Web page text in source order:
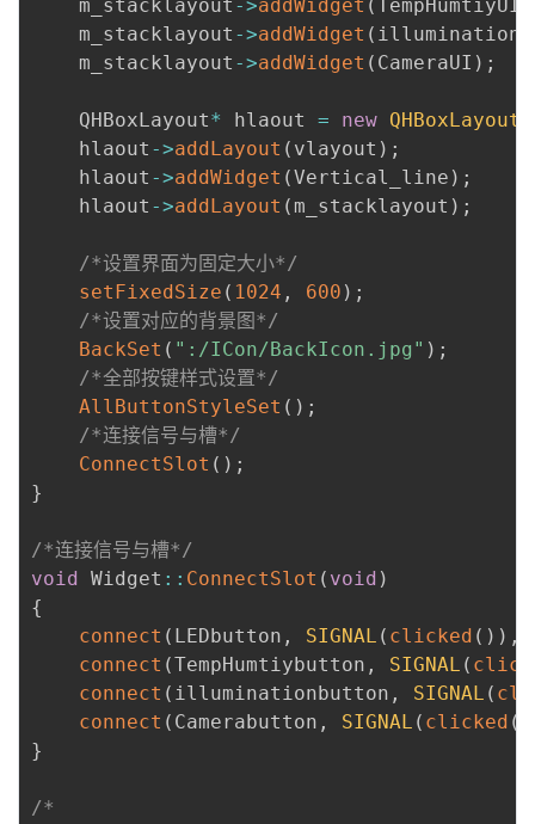
    m_stacklayout
->addWidget ( TempHumtiyUI
    m_stacklayout
->addWidget (
    m_stacklayout
->addWidget ( CameraUI ) ;
    QHBoxLayout
* hlaout = new QHBoxLayout
    hlaout
->addLayout ( vlayout ) ;
    hlaout
->addWidget (Vertical_line ) ;
    hlaout
->addLayout ( m_stacklayout ) ;
/*设置界面为固定大小*/
setFixedSize ( 1024 , 600 ) ;
/*设置对应的背景图*/
BackSet ( ":/ICon/BackIcon.jpg" ) ;
/*全部按键样式设置*/
AllButtonStyleSet ( ) ;
/*连接信号与槽*/
ConnectSlot ( ) ;
}
/*连接信号与槽*/
void
Widget : : ConnectSlot ( void )
{
connect ( LEDbutton , SIGNAL ( clicked ( ) ) ,
connect (TempHumtiybutton , SIGNAL (
connect ( illuminationbutton , SIGNAL (
connect ( Camerabutton , SIGNAL ( clicked (
}
/*